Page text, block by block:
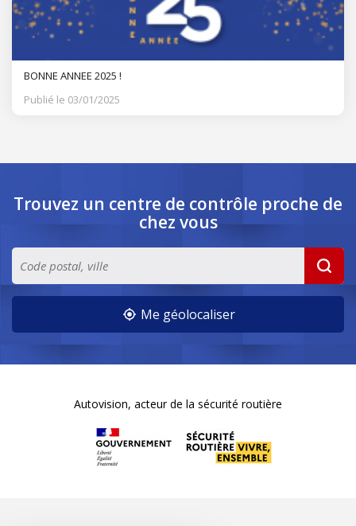
BONNE ANNEE 2025 !
Publié le 03/01/2025
Trouvez un centre de contrôle proche de
chez vous
Me géolocaliser
Autovision, acteur de la sécurité routière